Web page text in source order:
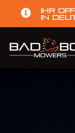
Ihr
in